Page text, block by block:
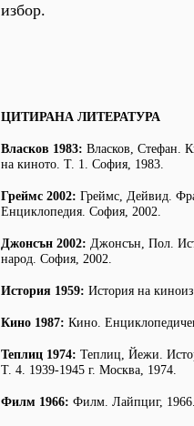
избор.
ЦИТИРАНА ЛИТЕРАТУРА
Власков 1983: Власков, Стефан.
на киното. Т. 1. София, 1983.
Греймс 2002: Греймс, Дейвид.
Енциклопедия. София, 2002.
Джонсън 2002: Джонсън, Пол.
народ. София, 2002.
История 1959: История на
Кино 1987: Кино.
Теплиц 1974: Теплиц, Йежи.
Т. 4. 1939-1945 г. Москва, 1974.
Филм 1966: Филм. Лайпциг,